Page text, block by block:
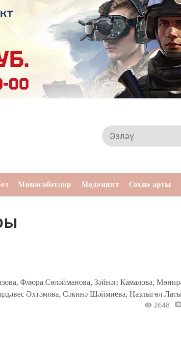
Мөнәсәбәтләр Мәдәният Сәхнә арты
Флюра Сөләйманова, Зәйнәп Камалова,
Әхтәмова, Сәкинә Шәймиева, Назлыгөл
2648